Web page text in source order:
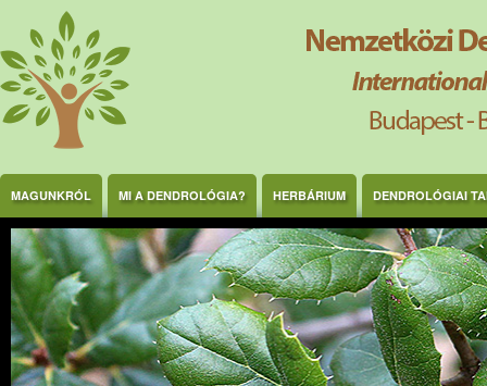
Ugrás a tartalomra
MAGUNKRÓL MI A DENDROLÓGIA? HERBÁRIUM DENDROLÓGIAI